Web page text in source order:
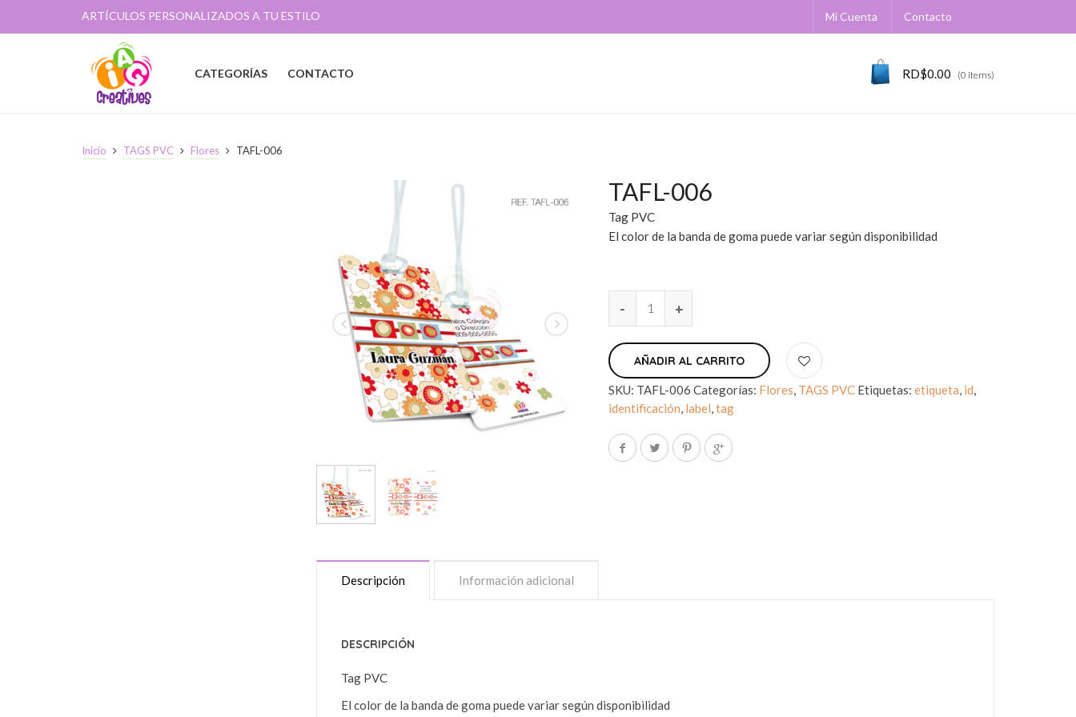
ARTÍCULOS PERSONALIZADOS A TU ESTILO Mi Cuenta Contacto
RD$0.00 (0 items)
CATEGORÍAS CONTACTO
Inicio TAGS PVC Flores TAFL-006
TAFL-006
Tag PVC
El color de la banda de goma puede variar según disponibilidad
AÑADIR AL CARRITO
SKU: TAFL-006 Categorías: Flores, TAGS PVC Etiquetas:etiqueta, id,
identificación, label,tag
Descripción Información adicional
DESCRIPCIÓN
Tag PVC
El color de la banda de goma puede variar según disponibilidad